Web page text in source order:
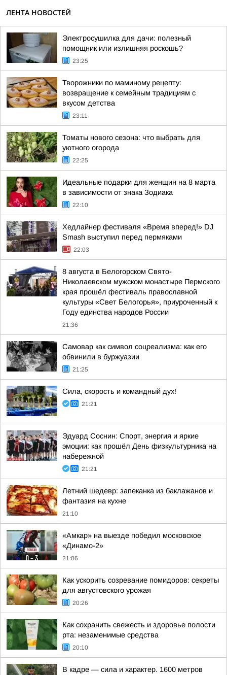
ЛЕНТА НОВОСТЕЙ
Электросушилка для дачи: полезный
помощник или излишняя роскошь?
23:25
Творожники по маминому рецепту:
возвращение к семейным традициям с
вкусом детства
23:11
Томаты нового сезона: что выбрать для
уютного огорода
22:25
Идеальные подарки для женщин на 8 марта
в зависимости от знака Зодиака
22:10
Хедлайнер фестиваля «Время вперед!» DJ
Smash выступил перед пермяками
22:03
8 августа в Белогорском Свято-
Николаевском мужском монастыре Пермского
края прошёл фестиваль православной
культуры «Свет Белогорья», приуроченный к
Году единства народов России
21:36
Самовар как символ соцреализма: как его
обвинили в буржуазии
21:25
Сила, скорость и командный дух!
21:21
Эдуард Соснин: Спорт, энергия и яркие
эмоции: как прошёл День физкультурника на
набережной
21:21
Летний шедевр: запеканка из баклажанов и
фантазия на кухне
21:10
«Амкар» на выезде победил московское
«Динамо-2»
21:06
Как ускорить созревание помидоров: секреты
для августовского урожая
20:26
Как сохранить свежесть и здоровье полости
рта: незаменимые средства
20:10
В кадре — сила и характер. 1600 метров